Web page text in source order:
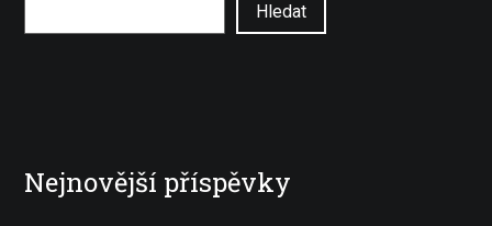
Hledat
Nejnovější příspěvky